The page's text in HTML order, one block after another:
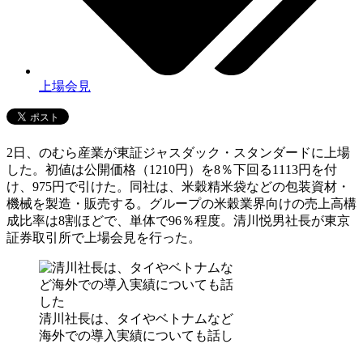
上場会見
2日、のむら産業が東証ジャスダック・スタンダードに上場
した。初値は公開価格（1210円）を8％下回る1113円を付
け、975円で引けた。同社は、米穀精米袋などの包装資材・
機械を製造・販売する。グループの米穀業界向けの売上高構
成比率は8割ほどで、単体で96％程度。清川悦男社長が東京
証券取引所で上場会見を行った。
清川社長は、タイやベトナムなど
海外での導入実績についても話し